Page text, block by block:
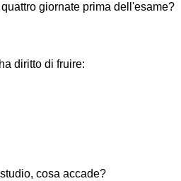
giornate prima dell'esame?
diritto di fruire:
cosa accade?